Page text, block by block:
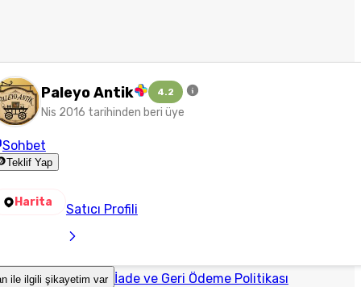
Paleyo Antik 4.2
Nis 2016 tarihinden beri üye
Sohbet
Teklif Yap
Harita Satıcı Profili
ile ilgili şikayetim var İade ve Geri Ödeme Politikası